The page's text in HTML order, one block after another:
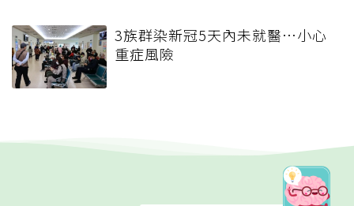
3族群染新冠5天內未就醫…小心
重症風險